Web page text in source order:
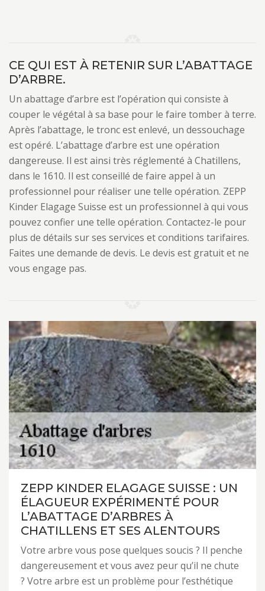
CE QUI EST À RETENIR SUR L’ABATTAGE
D’ARBRE.
Un abattage d’arbre est l’opération qui consiste à
couper le végétal à sa base pour le faire tomber à terre.
Après l’abattage, le tronc est enlevé, un dessouchage
est opéré. L’abattage d’arbre est une opération
dangereuse. Il est ainsi très réglementé à Chatillens,
dans le 1610. Il est conseillé de faire appel à un
professionnel pour réaliser une telle opération. ZEPP
Kinder Elagage Suisse est un professionnel à qui vous
pouvez confier une telle opération. Contactez-le pour
plus de détails sur ses services et conditions tarifaires.
Faites une demande de devis. Le devis est gratuit et ne
vous engage pas.
ZEPP KINDER ELAGAGE SUISSE : UN
ÉLAGUEUR EXPÉRIMENTÉ POUR
L’ABATTAGE D’ARBRES À
CHATILLENS ET SES ALENTOURS
Votre arbre vous pose quelques soucis ? Il penche
dangereusement et vous avez peur qu’il ne chute
? Votre arbre est un problème pour l’esthétique